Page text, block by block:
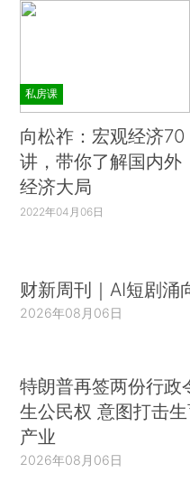
私房课
向松祚：宏观经济70
讲，带你了解国内外
经济大局
2022年04月06日
财新周刊｜AI短剧涌
2026年08月06日
特朗普再签两份行政
生公民权 意图打击
产业
2026年08月06日